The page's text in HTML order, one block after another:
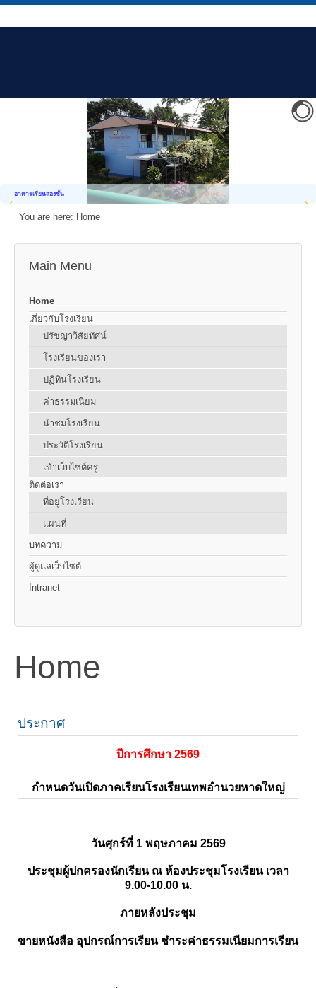
อาคารเรียนสองชั้น
You are here: Home
Main Menu
Home
เกี่ยวกับโรงเรียน
ปรัชญาวิสัยทัศน์
โรงเรียนของเรา
ปฏิทินโรงเรียน
ค่าธรรมเนียม
นำชมโรงเรียน
ประวัติโรงเรียน
เข้าเว็บไซต์ครู
ติดต่อเรา
ที่อยู่โรงเรียน
แผนที่
บทความ
ผู้ดูแลเว็บไซต์
Intranet
Home
ประกาศ
ปีการศึกษา 2569
กำหนดวันเปิดภาคเรียนโรงเรียนเทพอำนวยหาดใหญ่
วันศุกร์ที่ 1 พฤษภาคม 2569
ประชุมผู้ปกครองนักเรียน ณ ห้องประชุมโรงเรียน เวลา
9.00-10.00 น.
ภายหลังประชุม
ขายหนังสือ อุปกรณ์การเรียน ชำระค่าธรรมเนียมการเรียน